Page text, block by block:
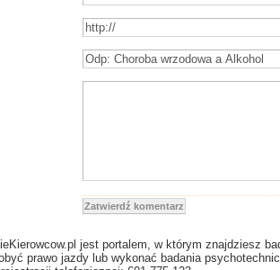
Zatwierdź komentarz
jest portalem, w którym znajdziesz
prawo jazdy lub wykonać badania